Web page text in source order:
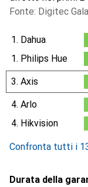
Fonte: Digitec
1. Dahua
1. Philips Hue
3. Axis
4. Arlo
4. Hikvision
Confronta tutti i
Durata della